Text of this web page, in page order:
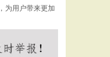
为用户带来更加